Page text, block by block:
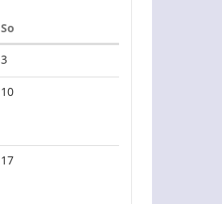
So
3Keine
Veranstaltungen
10Keine
17Keine